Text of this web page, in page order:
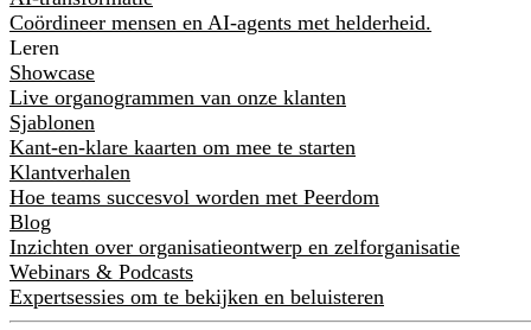
Coördineer mensen en AI-agents met helderheid.
Leren
Showcase
Live organogrammen van onze klanten
Sjablonen
Kant-en-klare kaarten om mee te starten
Klantverhalen
Hoe teams succesvol worden met Peerdom
Blog
Inzichten over organisatieontwerp en zelforganisatie
Webinars & Podcasts
Expertsessies om te bekijken en beluisteren